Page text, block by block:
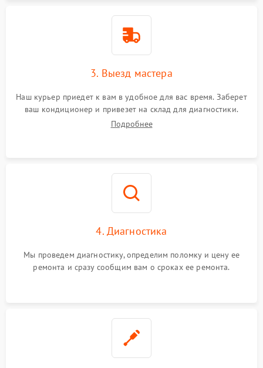
3. Выезд мастера
Наш курьер приедет к вам в удобное для вас время. Заберет
ваш кондиционер и привезет на склад для диагностики.
Подробнее
4. Диагностика
Мы проведем диагностику, определим поломку и цену ее
ремонта и сразу сообщим вам о сроках ее ремонта.